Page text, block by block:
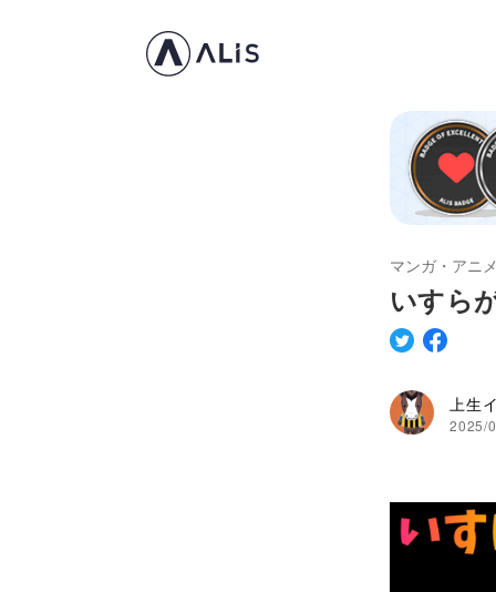
マンガ・アニ
いすら
上生
2025/